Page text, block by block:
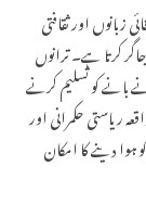
اور ثقافتی
کرتا ہے۔ ترانوں
کو تسلیم کرنے
حکمرانی اور
دینے کا امکان